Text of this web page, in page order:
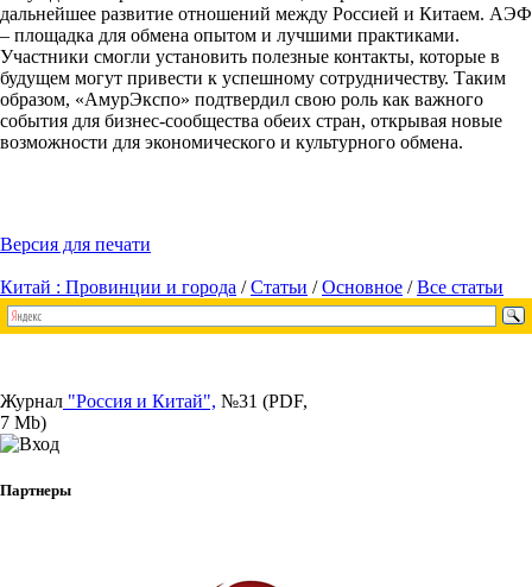
дальнейшее развитие отношений между Россией и Китаем. АЭФ
– площадка для обмена опытом и лучшими практиками.
Участники смогли установить полезные контакты, которые в
будущем могут привести к успешному сотрудничеству. Таким
образом, «АмурЭкспо» подтвердил свою роль как важного
события для бизнес-сообщества обеих стран, открывая новые
возможности для экономического и культурного обмена.
Версия для печати
Китай : Провинции и города /Статьи /Основное /Все статьи
Журнал "Россия и Китай", №31 (PDF,
7 Mb)
Партнеры